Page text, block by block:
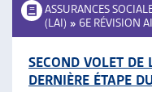
ASSURANCES
(LAI) » 6E RÉVISION AI
SECOND VOLET DE
DERNIÈRE ÉTAPE